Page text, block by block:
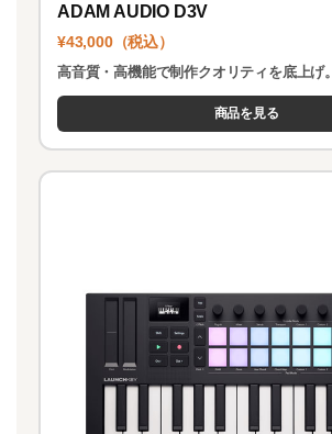
ADAM AUDIO D3V
¥43,000（税込）
高音質・高機能で制作クオリティを底上げ。
商品を見る